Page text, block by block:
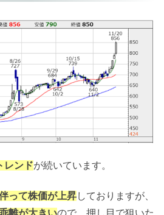
レンドが続いています。
って株価が上昇しておりますが、